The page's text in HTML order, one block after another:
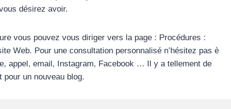
désirez avoir.
vous pouvez vous diriger vers la page : Procédures :
Web. Pour une consultation personnalisé n’hésitez pas è
appel, email, Instagram, Facebook … Il y a tellement de
pour un nouveau blog.